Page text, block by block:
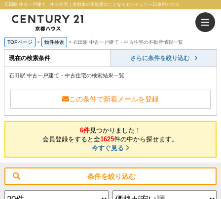
石田駅 中古一戸建て・中古住宅｜京都市の不動産のことならセンチュリー21京都ハウス
TOPページ 物件検索 石田駅 中古一戸建て・中古住宅の不動産情報一覧
現在の検索条件 さらに条件を絞り込む
石田駅 中古一戸建て・中古住宅の検索結果一覧
この条件で新着メールを登録
6件見つかりました！
会員登録をすると全1625件の中から探せます。
今すぐ見る
条件を絞り込む